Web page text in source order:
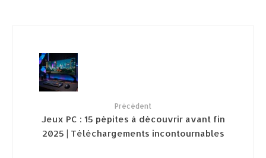
Précédent
Jeux PC : 15 pépites à découvrir avant fin
2025 | Téléchargements incontournables